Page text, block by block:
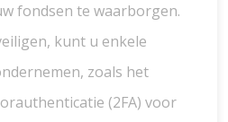
fondsen te waarborgen.
kunt u enkele
zoals het
(2FA) voor